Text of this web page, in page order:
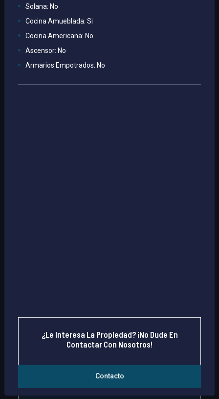
Solana: No
Cocina Amueblada: Si
Cocina Americana: No
Ascensor: No
Armarios Empotrados: No
¿Le Interesa La Propiedad? ¡No Dude En
Contactar Con Nosotros!
Contacto
Habitaciones 3 Baños